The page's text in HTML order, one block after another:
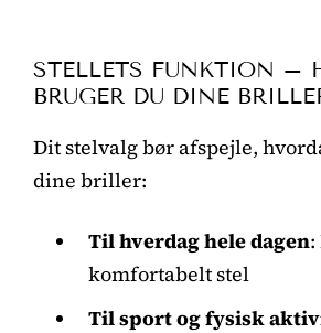
STELLETS FUNKTION –
BRUGER DU DINE
Dit stelvalg bør afspejle,
dine briller:
Til hverdag hele dagen
komfortabelt stel
Til sport og fysisk